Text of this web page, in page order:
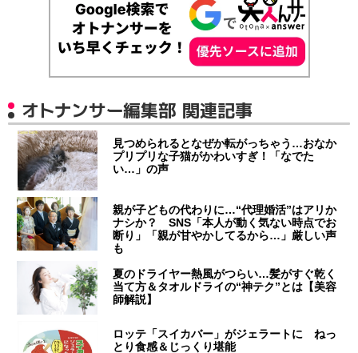
オトナンサー編集部 関連記事
見つめられるとなぜか転がっちゃう…おなか
プリプリな子猫がかわいすぎ！「なでた
い…」の声
親が子どもの代わりに…“代理婚活”はアリか
ナシか？ SNS「本人が動く気ない時点でお
断り」「親が甘やかしてるから…」厳しい声
も
夏のドライヤー熱風がつらい…髪がすぐ乾く
当て方＆タオルドライの“神テク”とは【美容
師解説】
ロッテ「スイカバー」がジェラートに ねっ
とり食感＆じっくり堪能